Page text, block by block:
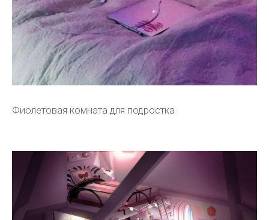
Фиолетовая комната для подростка